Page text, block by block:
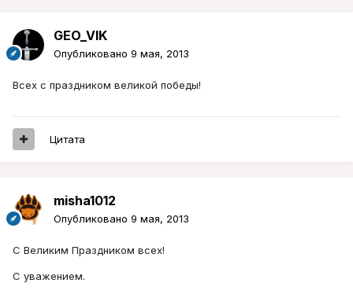
GEO_VIK
Опубликовано 9 мая, 2013
Всех с праздником великой победы!
Цитата
misha1012
Опубликовано 9 мая, 2013
С Великим Праздником всех!
С уважением.